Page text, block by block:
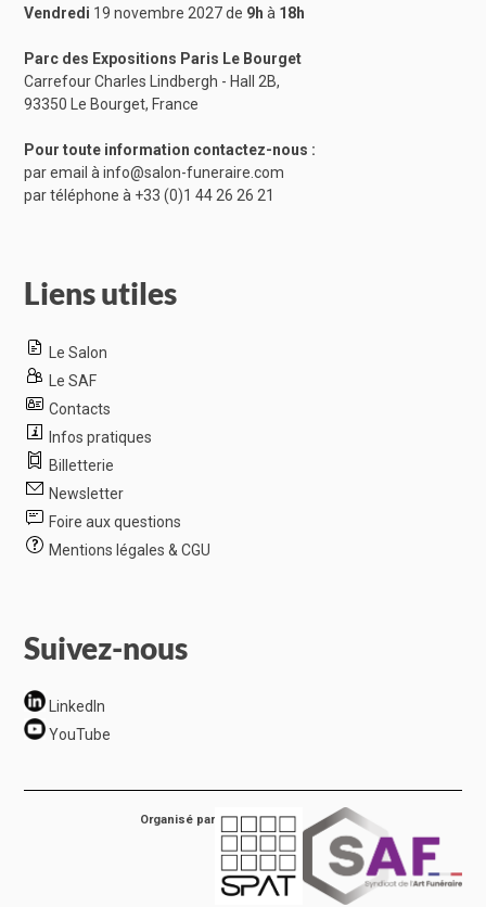
Vendredi 19 novembre 2027 de 9hà 18h
Parc des Expositions Paris Le Bourget
Carrefour Charles Lindbergh - Hall 2B,
93350 Le Bourget, France
Pour toute information contactez-nous :
par email àinfo@salon-funeraire.com
par téléphone à +33 (0)1 44 26 26 21
Liens utiles
Le Salon
Le SAF
Contacts
Infos pratiques
Billetterie
Newsletter
Foire aux questions
Mentions légales & CGU
Suivez-nous
LinkedIn
YouTube
Organisé par